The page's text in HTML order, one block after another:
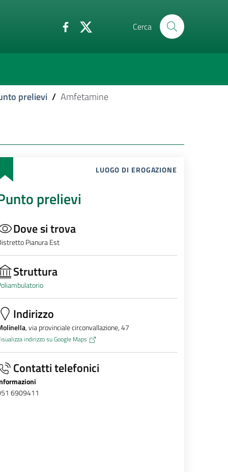
Cerca
prelievi / Amfetamine
LUOGO DI EROGAZIONE
prelievi
Dove si trova
Pianura Est
Struttura
Indirizzo
, via provinciale circonvallazione, 47
indirizzo su Google Maps
Contatti telefonici
6909411